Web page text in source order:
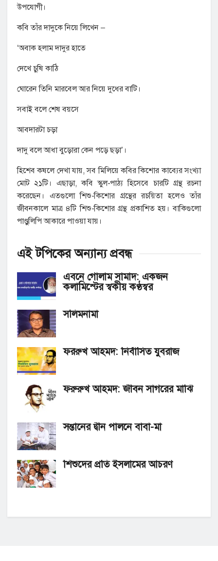
উপযোগী।
কবি তাঁর দাদুকে নিয়ে লিখেন –
‘অবাক হলাম দাদুর হাতে
দেখে চুষি কাঠি
ঘোরেন তিনি মারবেল আর নিয়ে দুধের বাটি।
সবাই বলে শেষ বয়সে
আবদারটা চড়া
দাদু বলে আধা বুড়োরা কেন পড়ে ছড়া’।
হিশেব কষলে দেখা যায়, সব মিলিয়ে কবির কিশোর কাব্যের সংখ্যা
মোট ২১টি। এছাড়া, কবি স্কুল-পাঠ্য হিসেবে চারটি গ্রন্থ রচনা
করেছেন। এতগুলো শিশু-কিশোর গ্রন্থের রচয়িতা হলেও তাঁর
জীবনকালে মাত্র ৪টি শিশু-কিশোর গ্রন্থ প্রকাশিত হয়। বাকিগুলো
পাণ্ডুলিপি আকারে পাওয়া যায়।
এই টপিকের অন্যান্যপ্রবন্ধ
এবনে গোলাম সামাদ: একজন
কলামিস্টের স্বকীয় কণ্ঠস্বর
সলিমনামা
ফররুখ আহমদ: নির্বাসিত যুবরাজ
ফরুরুখ আহমদ: জীবন সাগরের মাঝি
সন্তানের দ্বীন পালনে বাবা-মা
শিশুদের প্রতি ইসলামের আচরণ